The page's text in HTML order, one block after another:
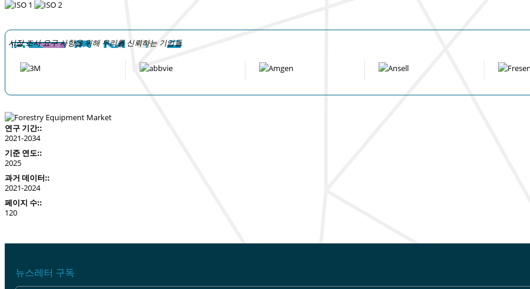
시장 조사 요구 사항을 위해 우리를 신뢰하는 기업들
연구 기간::
2021-2034
기준 연도::
2025
과거 데이터::
2021-2024
페이지 수::
120
뉴스레터 구독